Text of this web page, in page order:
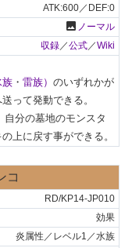
ATK:600／DEF:0
photo ノーマル
収録／公式／Wiki
族 ・ 雷族） のいずれかが
って発動できる。
自分の墓地のモンスタ
上に戻す事ができる。
コ
RD/KP14-JP010
効果
炎属性／レベル1／水族